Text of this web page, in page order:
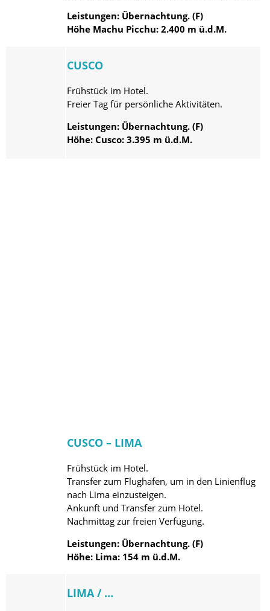
Leistungen: Übernachtung. (F)
Höhe Machu Picchu: 2.400 m ü.d.M.
CUSCO
Frühstück im Hotel.
Freier Tag für persönliche Aktivitäten.
Leistungen: Übernachtung. (F)
Höhe: Cusco: 3.395 m ü.d.M.
CUSCO – LIMA
Frühstück im Hotel.
Transfer zum Flughafen, um in den Linienflug
nach Lima einzusteigen.
Ankunft und Transfer zum Hotel.
Nachmittag zur freien Verfügung.
Leistungen: Übernachtung. (F)
Höhe: Lima: 154 m ü.d.M.
LIMA / …